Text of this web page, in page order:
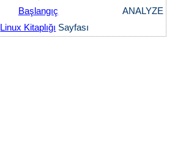
Başlangıç
ANALYZE
Linux Kitaplığı Sayfası